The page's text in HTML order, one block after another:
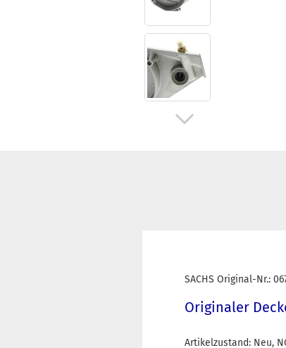
SACHS Original-Nr.:
Originaler
Artikelzustand: Neu,